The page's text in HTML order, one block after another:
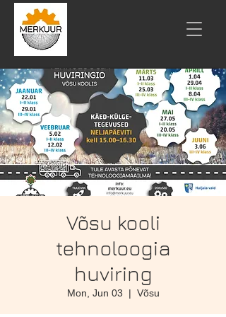
Võsu kooli
tehnoloogia
huviring
Mon, Jun 03
  |
Võsu